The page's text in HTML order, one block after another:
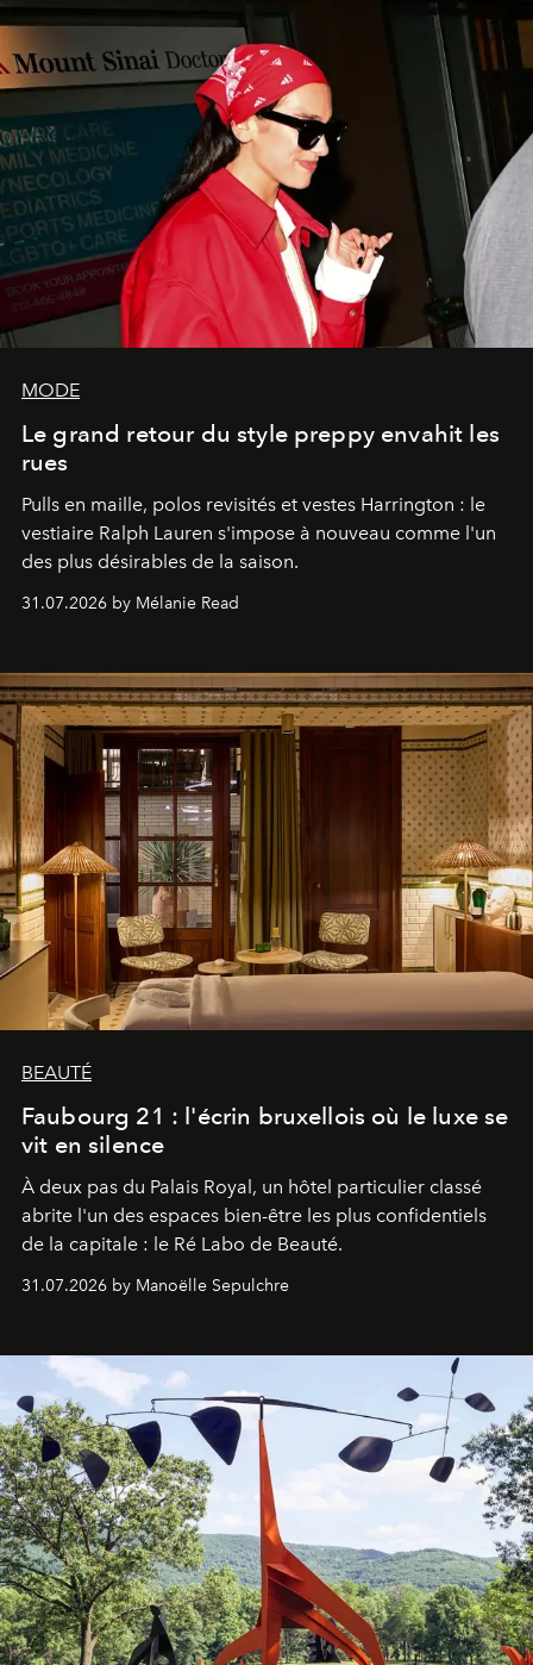
MODE
Le grand retour du style preppy envahit les
rues
Pulls en maille, polos revisités et vestes Harrington : le
vestiaire Ralph Lauren s'impose à nouveau comme l'un
des plus désirables de la saison.
31.07.2026 by Mélanie Read
BEAUTÉ
Faubourg 21 : l'écrin bruxellois où le luxe se
vit en silence
À deux pas du Palais Royal, un hôtel particulier classé
abrite l'un des espaces bien-être les plus confidentiels
de la capitale : le Ré Labo de Beauté.
31.07.2026 by Manoëlle Sepulchre